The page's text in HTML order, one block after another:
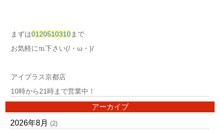
まずは0120510310まで
お気軽に℡下さい(/・ω・)/
アイプラス京都店
10時から21時まで営業中！
アーカイブ
2026年8月 (2)